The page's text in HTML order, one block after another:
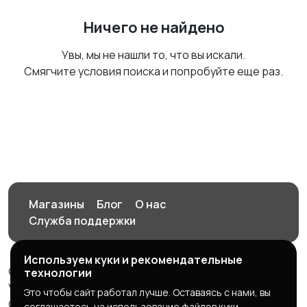
Ничего не найдено
Увы, мы не нашли то, что вы искали.
Смягчите условия поиска и попробуйте еще раз.
Магазины Блог
О нас
Служба поддержки
© 2026 Орен-АЙ - Авто | Недвижимость | Работа |
Услуги
Используем куки и рекомендательные
технологии
Это чтобы сайт работал лучше. Оставаясь с нами, вы